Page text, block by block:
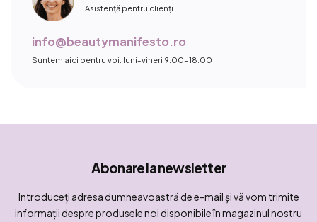
Asistență pentru clienți
info@beautymanifesto.ro
Suntem aici pentru voi: luni-vineri 9:00-18:00
Abonare la newsletter
Introduceţi adresa dumneavoastră de e-mail şi vă vom trimite
informaţii despre produsele noi disponibile în magazinul nostru